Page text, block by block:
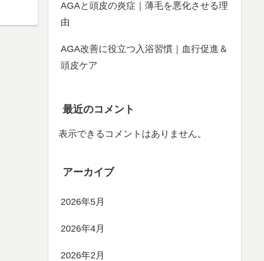
AGAと頭皮の炎症｜薄毛を悪化させる理
由
AGA改善に役立つ入浴習慣｜血行促進＆
頭皮ケア
最近のコメント
表示できるコメントはありません。
アーカイブ
2026年5月
2026年4月
2026年2月